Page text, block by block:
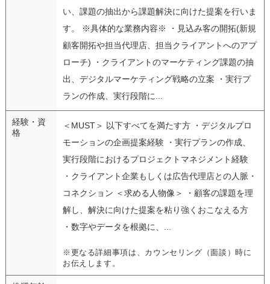
い、課題の抽出から課題解決に向けた提案を行いま
す。 ※具体的な業務内容※ ・見込み客の開拓(新規
顧客開拓や担当代理店、担当クライアントへのアプ
ローチ) ・クライアントのマーケティング課題の抽
出、デジタルマーケティング戦略の立案 ・実行プ
ランの作成、実行段階に...
経験・資
格
＜MUST＞ 以下すべてを満たす方 ・デジタルプロ
モーションの企画提案経験 ・実行プランの作成、
実行段階におけるプロジェクトマネジメント経験
・クライアント企業もしくは広告代理店との人脈・
コネクション ＜求める人物像＞ ・顧客の課題を理
解し、解決に向けた提案を粘り強くおこなえる方
・数字やデータを根拠に、...
※更なる詳細事項は、カウンセリング（面談）時に
お伝えします。